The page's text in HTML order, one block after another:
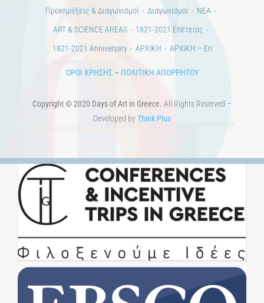
Άστεα
Πέρα από την πόλη
Πέρα από τη χώρα
Προκηρύξεις & Διαγωνισμοί
Διαγωνισμοί
ART & SCIENCE AREAS
1821-2021 Επέτειος
Copyright © 2020 Days of Art in Greece.All Rights Reserved –